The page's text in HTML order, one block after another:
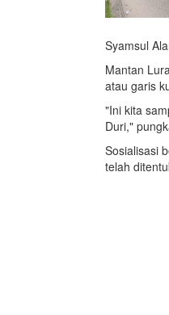
Syamsul
Mantan
atau garis
"Ini kita
Duri,"
Sosialisasi
telah